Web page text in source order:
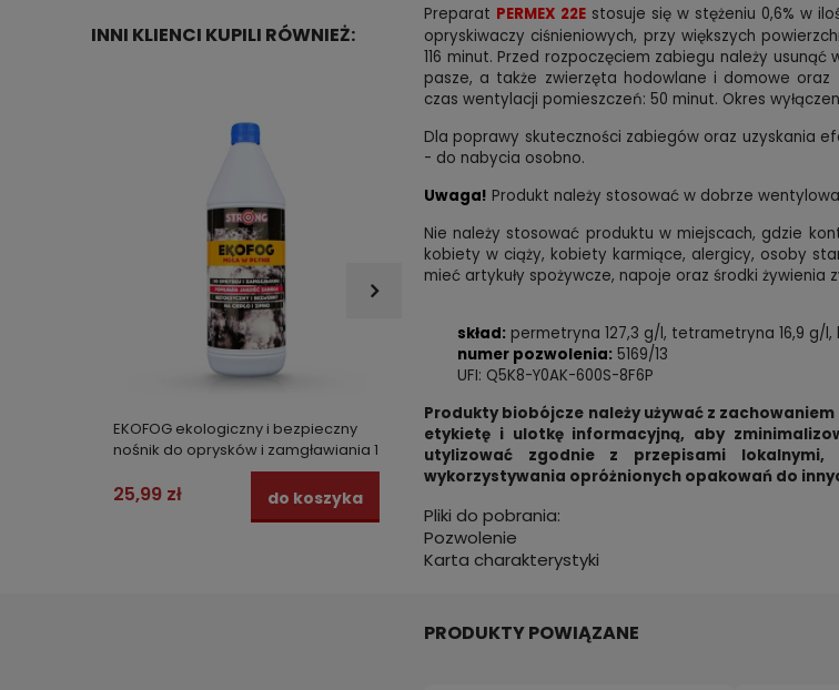
INNI KLIENCI KUPILI RÓWNIEŻ:
EKOFOG ekologiczny i bezpieczny
nośnik do oprysków i zamgławiania 1
25,99 zł do koszyka
Płynny adiuwant do oprysków i
zamgławiania ADEFEKT 100 ml
19,00 zł
Środek
do
30,99 zł
Preparat PERMEX 22E stosuje się w stężeniu 0,6% w
opryskiwaczy ciśnieniowych, przy większych
116 minut. Przed rozpoczęciem zabiegu należy usunąć
pasze, a także zwierzęta hodowlane i domowe oraz
czas wentylacji pomieszczeń: 50 minut. Okres
Dla poprawy skuteczności zabiegów oraz uzyskania
- do nabycia osobno.
Uwaga! Produkt należy stosować w dobrze
Nie należy stosować produktu w miejscach, gdzie
kobiety w ciąży, kobiety karmiące, alergicy, osoby
mieć artykuły spożywcze, napoje oraz środki żywienia
skład: permetryna 127,3 g/l, tetrametryna 16,9 g/
numer pozwolenia: 5169/13
UFI: Q5K8-Y0AK-600S-8F6P
Produkty biobójcze należy używać z
etykietę i ulotkę informacyjną, aby
utylizować zgodnie z przepisami lokalnymi,
wykorzystywania opróżnionych opakowań do
Pliki do pobrania:
Pozwolenie
Karta charakterystyki
PRODUKTY POWIĄZANE